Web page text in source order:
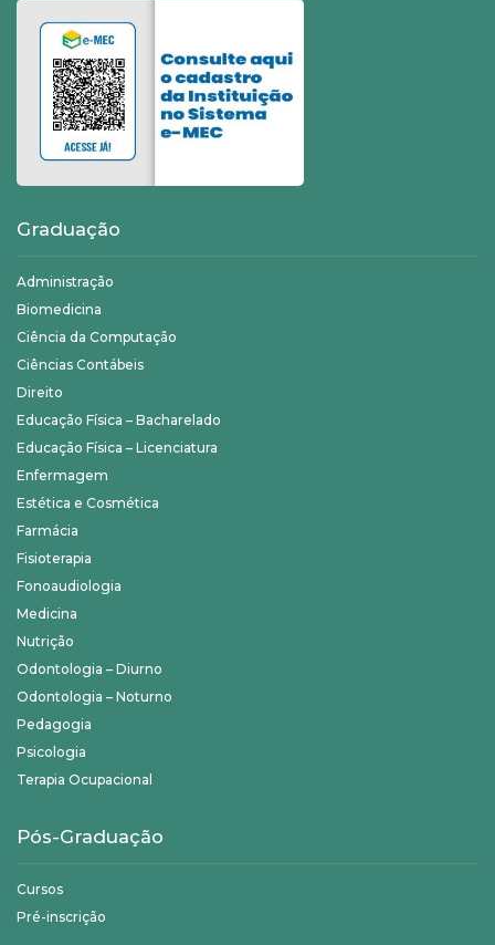
Graduação
Administração
Biomedicina
Ciência da Computação
Ciências Contábeis
Direito
Educação Física – Bacharelado
Educação Física – Licenciatura
Enfermagem
Estética e Cosmética
Farmácia
Fisioterapia
Fonoaudiologia
Medicina
Nutrição
Odontologia – Diurno
Odontologia – Noturno
Pedagogia
Psicologia
Terapia Ocupacional
Pós-Graduação
Cursos
Pré-inscrição